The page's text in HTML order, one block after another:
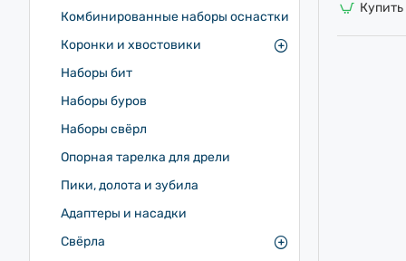
Комбинированные наборы оснастки
Коронки и хвостовики
Наборы бит
Наборы буров
Наборы свёрл
Опорная тарелка для дрели
Пики, долота и зубила
Адаптеры и насадки
Свёрла
Купить